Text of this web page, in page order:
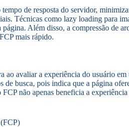
de resposta do servidor,
Técnicas como lazy loading para
Além disso, a compressão de
mais rápido.
ao avaliar a experiência do usuário
de busca, pois indica que a página
não apenas beneficia a